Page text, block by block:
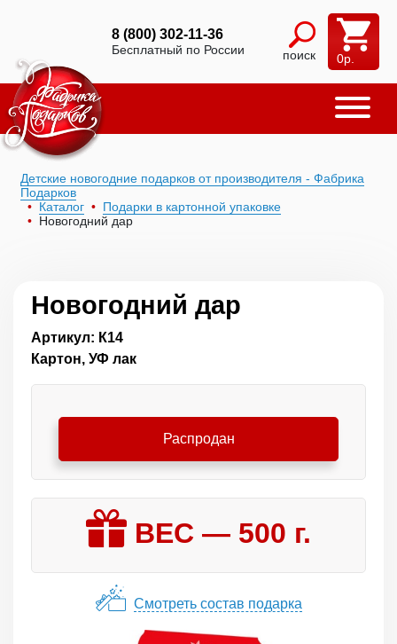
8 (800) 302-11-36
Бесплатный по России поиск 0р.
Детские новогодние подарков от производителя - Фабрика
Подарков
Каталог
Подарки в картонной упаковке
Новогодний дар
Новогодний дар
Артикул: К14
Картон, УФ лак
Распродан
ВЕС — 500 г.
Смотреть состав подарка